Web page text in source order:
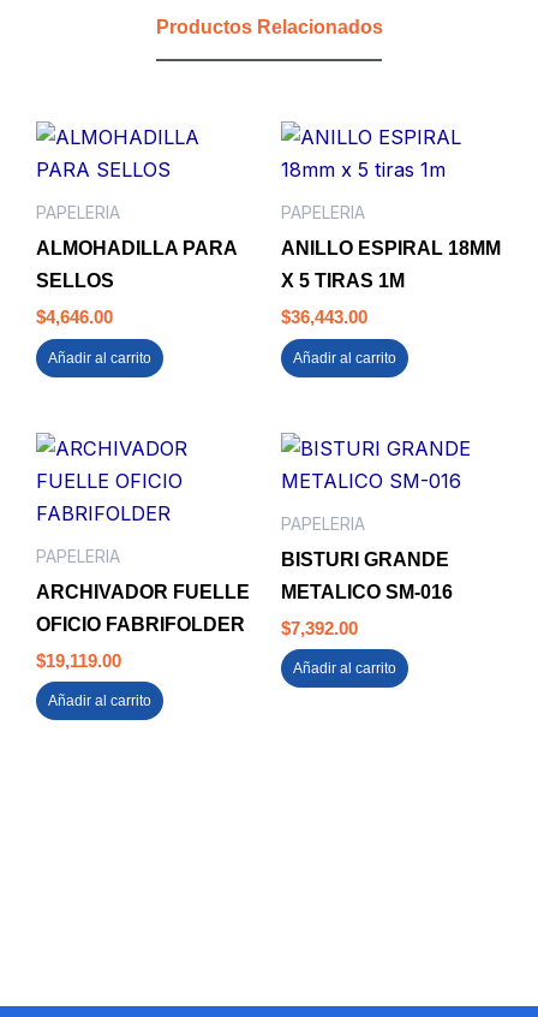
Productos Relacionados
PAPELERIA
ALMOHADILLA PARA
SELLOS
$4,646.00
Añadir al carrito
PAPELERIA
ANILLO ESPIRAL 18MM
X 5 TIRAS 1M
$36,443.00
Añadir al carrito
PAPELERIA
ARCHIVADOR FUELLE
OFICIO FABRIFOLDER
$19,119.00
Añadir al carrito
PAPELERIA
BISTURI GRANDE
METALICO SM-016
$7,392.00
Añadir al carrito